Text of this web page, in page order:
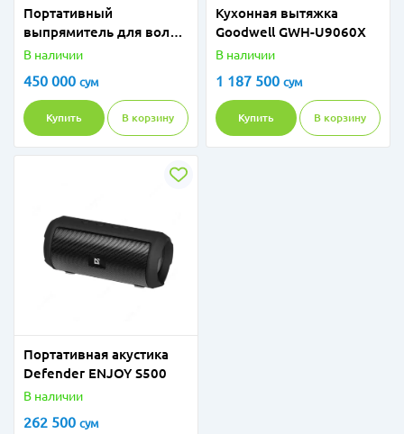
Портативный
выпрямитель для волос
GH8723 Geepas
В наличии
450 000 сум
Купить В корзину
Кухонная вытяжка
Goodwell GWH-U9060X
В наличии
1 187 500 сум
Купить В корзину
Портативная акустика
Defender ENJOY S500
В наличии
262 500 сум